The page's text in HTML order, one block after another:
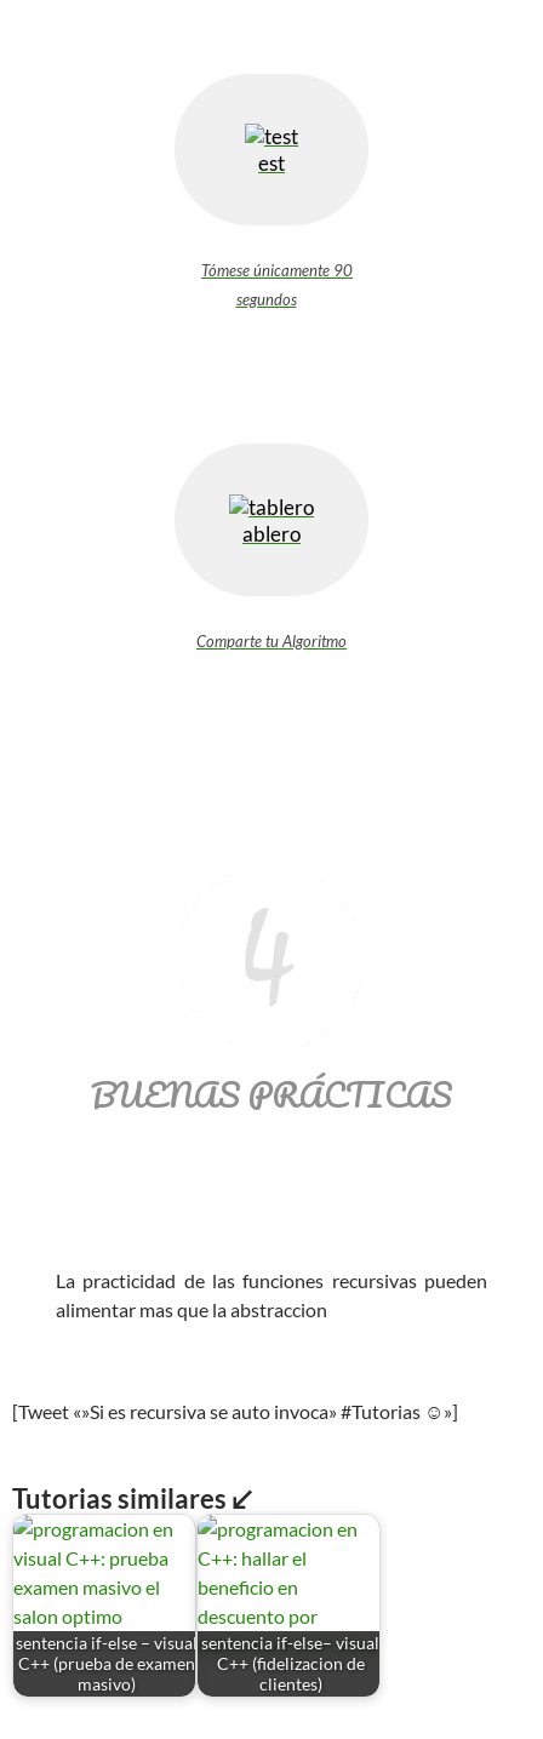
est
Tómese únicamente 90
segundos
ablero
Comparte tu Algoritmo
BUENAS PRÁCTICAS
La practicidad de las funciones recursivas pueden
alimentar mas que la abstraccion
[Tweet «»Si es recursiva se auto invoca» #Tutorias ☺»]
Tutorias similares ↙
sentencia if-else – visual
C++ (prueba de examen
masivo)
sentencia if-else– visual
C++ (fidelizacion de
clientes)